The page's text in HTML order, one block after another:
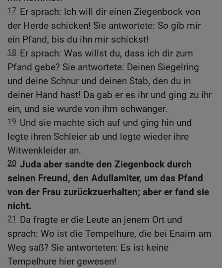
17 Er sprach: Ich will dir einen Ziegenbock von
der Herde schicken! Sie antwortete: So gib mir
ein Pfand, bis du ihn mir schickst!
18 Er sprach: Was willst du, dass ich dir zum
Pfand gebe? Sie antwortete: Deinen Siegelring
und deine Schnur und deinen Stab, den du in
deiner Hand hast! Da gab er es ihr und ging zu ihr
ein, und sie wurde von ihm schwanger.
19 Und sie machte sich auf und ging hin und
legte ihren Schleier ab und legte wieder ihre
Witwenkleider an.
20 Juda aber sandte den Ziegenbock durch
seinen Freund, den Adullamiter, um das Pfand
von der Frau zurückzuerhalten; aber er fand sie
nicht.
21
Da fragte er die Leute an jenem Ort und
sprach: Wo ist die Tempelhure, die bei Enaim am
Weg saß? Sie antworteten: Es ist keine
Tempelhure hier gewesen!